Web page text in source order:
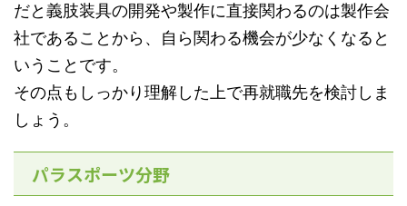
だと義肢装具の開発や製作に直接関わるのは製作会
社であることから、自ら関わる機会が少なくなると
いうことです。
その点もしっかり理解した上で再就職先を検討しま
しょう。
パラスポーツ分野